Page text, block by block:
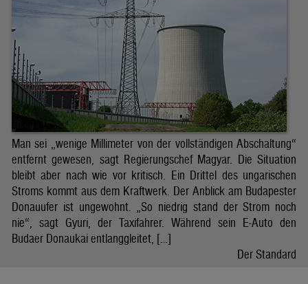
Man sei „wenige Millimeter von der vollständigen Abschaltung“
entfernt gewesen, sagt Regierungschef Magyar. Die Situation
bleibt aber nach wie vor kritisch. Ein Drittel des ungarischen
Stroms kommt aus dem Kraftwerk. Der Anblick am Budapester
Donauufer ist ungewohnt. „So niedrig stand der Strom noch
nie“, sagt Gyuri, der Taxifahrer. Während sein E-Auto den
Budaer Donaukai entlanggleitet, […]
Der Standard